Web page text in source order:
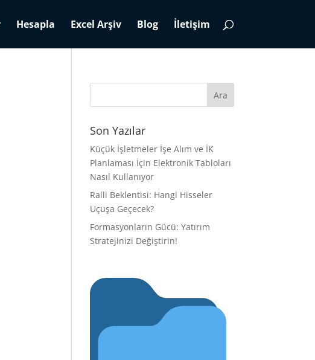
Hesapla Excel Arşiv Blog İletişim
Son Yazılar
Küçük İşletmeler İşe Alım ve İK
Planlaması İçin Elektronik Tabloları
Nasıl Kullanıyor
Ralli Beklentisi: Hangi Hisseler
Uçuşa Geçecek?
Formasyonların Gücü: Yatırım
Stratejinizi Değiştirin!